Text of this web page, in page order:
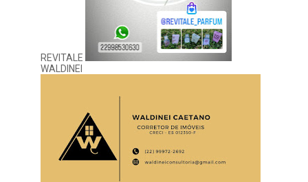
REVITALE
WALDINEI